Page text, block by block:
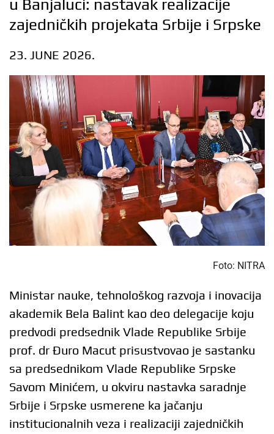
u Banjaluci: nastavak realizacije
zajedničkih projekata Srbije i Srpske
23. JUNE 2026.
Foto: NITRA
Ministar nauke, tehnološkog razvoja i inovacija
akademik Bela Balint kao deo delegacije koju
predvodi predsednik Vlade Republike Srbije
prof. dr Đuro Macut prisustvovao je sastanku
sa predsednikom Vlade Republike Srpske
Savom Minićem, u okviru nastavka saradnje
Srbije i Srpske usmerene ka jačanju
institucionalnih veza i realizaciji zajedničkih